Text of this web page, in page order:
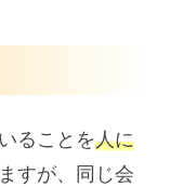
ることを人に
すが、同じ会